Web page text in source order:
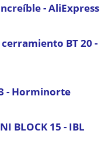
- AliExpress
BT 20 -
- Horminorte
BLOCK 15 - IBL